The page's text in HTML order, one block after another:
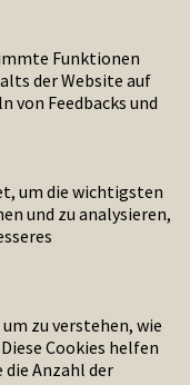
Funktionen
der Website auf
von Feedbacks und
um die wichtigsten
und zu analysieren,
zu verstehen, wie
Cookies helfen
Anzahl der